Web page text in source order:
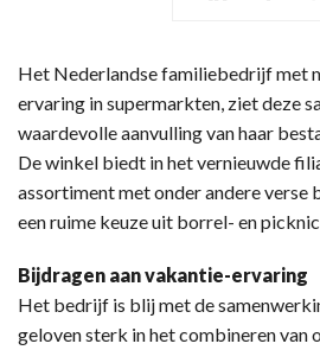
Het Nederlandse familiebedrijf met
ervaring in supermarkten, ziet deze
waardevolle aanvulling van haar
De winkel biedt in het vernieuwde
assortiment met onder andere verse
een ruime keuze uit borrel- en
Bijdragen aan vakantie-ervaring
Het bedrijf is blij met de
geloven sterk in het combineren van